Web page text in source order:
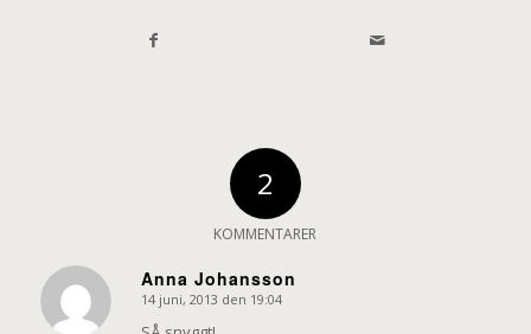
2
KOMMENTARER
Anna Johansson
says:
14 juni, 2013 den 19:04